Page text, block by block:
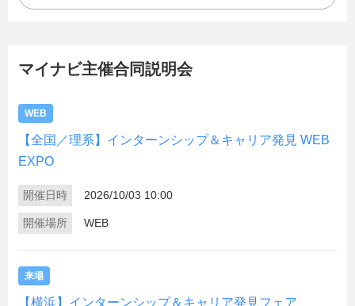
マイナビ主催合同説明会
WEB
【全国／理系】インターンシップ＆キャリア発見 WEB
EXPO
開催日時 2026/10/03 10:00
開催場所 WEB
来場
【横浜】インターンシップ＆キャリア発見フェア